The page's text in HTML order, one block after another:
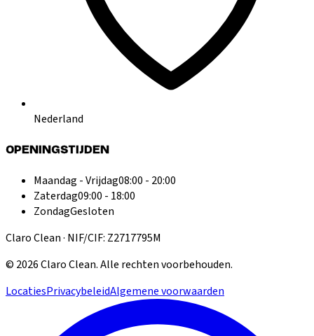
Nederland
OPENINGSTIJDEN
Maandag - Vrijdag08:00 - 20:00
Zaterdag09:00 - 18:00
ZondagGesloten
Claro Clean · NIF/CIF: Z2717795M
© 2026Claro Clean.Alle rechten voorbehouden.
LocatiesPrivacybeleidAlgemene voorwaarden